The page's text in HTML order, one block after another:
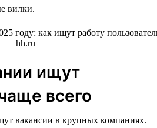
вилки.
ищут
всего
вакансии в крупных компаниях.